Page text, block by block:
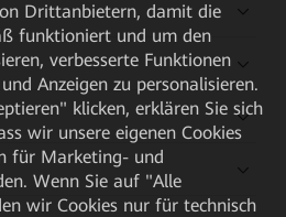
Drittanbietern, damit die
funktioniert und um den
verbesserte Funktionen
Anzeigen zu personalisieren.
klicken, erklären Sie sich
wir unsere eigenen Cookies
für Marketing- und
Wenn Sie auf "Alle
wir Cookies nur für technisch